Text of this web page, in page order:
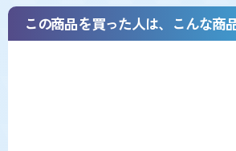
この商品を買った人は、こんな商